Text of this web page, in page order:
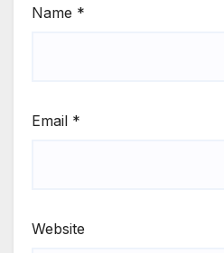
Name *
Email *
Website